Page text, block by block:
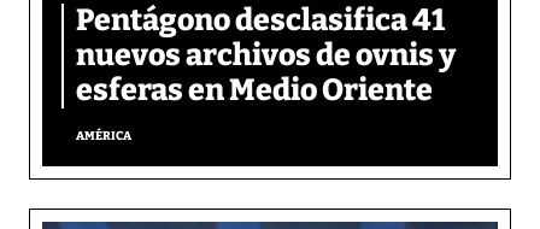
Pentágono desclasifica 41
nuevos archivos de ovnis y
esferas en Medio Oriente
AMÉRICA